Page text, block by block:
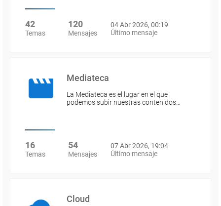
42
Temas
120
Mensajes
04 Abr 2026, 00:19
Último mensaje
Mediateca
La Mediateca es el lugar en el que
podemos subir nuestras contenidos…
16
Temas
54
Mensajes
07 Abr 2026, 19:04
Último mensaje
Cloud